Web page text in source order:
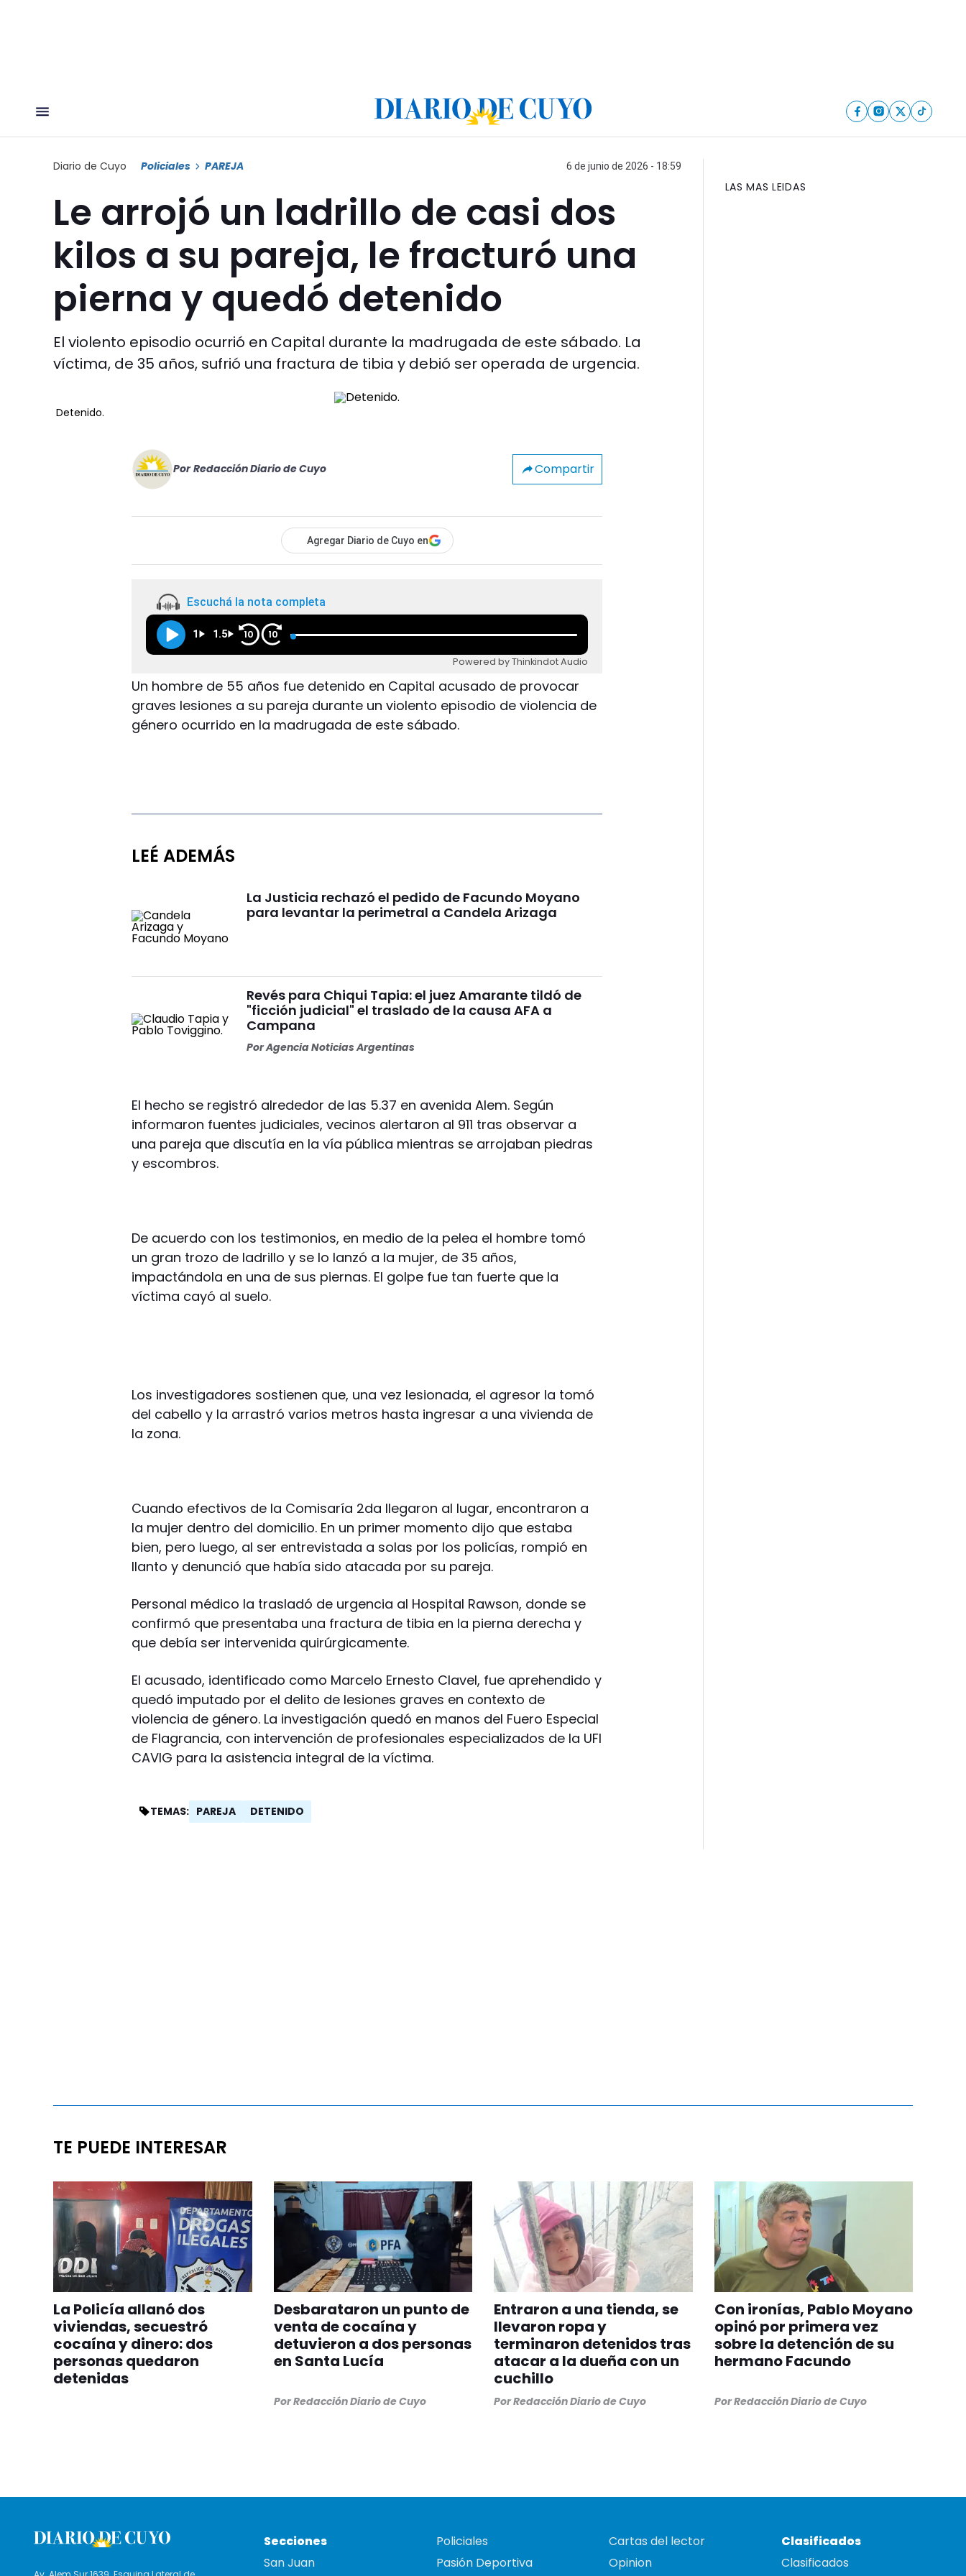
Diario de Cuyo Policiales PAREJA 6 de junio de 2026 - 18:59
Le arrojó un ladrillo de casi dos
kilos a su pareja, le fracturó una
pierna y quedó detenido
El violento episodio ocurrió en Capital durante la madrugada de este sábado. La
víctima, de 35 años, sufrió una fractura de tibia y debió ser operada de urgencia.
Detenido.
Por Redacción Diario de Cuyo Compartir
Agregar Diario de Cuyo en
Escuchá la nota completa
1 1.5 10 10
Powered by Thinkindot Audio
Un hombre de 55 años fue detenido en Capital acusado de provocar
graves lesiones a su pareja durante un violento episodio de violencia de
género ocurrido en la madrugada de este sábado.
LEÉ ADEMÁS
La Justicia rechazó el pedido de Facundo Moyano
para levantar la perimetral a Candela Arizaga
Revés para Chiqui Tapia: el juez Amarante tildó de
"ficción judicial" el traslado de la causa AFA a
Campana
PorAgencia Noticias Argentinas
El hecho se registró alrededor de las 5.37 en avenida Alem. Según
informaron fuentes judiciales, vecinos alertaron al 911 tras observar a
una pareja que discutía en la vía pública mientras se arrojaban piedras
y escombros.
De acuerdo con los testimonios, en medio de la pelea el hombre tomó
un gran trozo de ladrillo y se lo lanzó a la mujer, de 35 años,
impactándola en una de sus piernas. El golpe fue tan fuerte que la
víctima cayó al suelo.
Los investigadores sostienen que, una vez lesionada, el agresor la tomó
del cabello y la arrastró varios metros hasta ingresar a una vivienda de
la zona.
Cuando efectivos de la Comisaría 2da llegaron al lugar, encontraron a
la mujer dentro del domicilio. En un primer momento dijo que estaba
bien, pero luego, al ser entrevistada a solas por los policías, rompió en
llanto y denunció que había sido atacada por su pareja.
Personal médico la trasladó de urgencia al Hospital Rawson, donde se
confirmó que presentaba una fractura de tibia en la pierna derecha y
que debía ser intervenida quirúrgicamente.
El acusado, identificado como Marcelo Ernesto Clavel, fue aprehendido y
quedó imputado por el delito de lesiones graves en contexto de
violencia de género. La investigación quedó en manos del Fuero Especial
de Flagrancia, con intervención de profesionales especializados de la UFI
CAVIG para la asistencia integral de la víctima.
TEMAS: PAREJA DETENIDO
LAS MAS LEIDAS
TE PUEDE INTERESAR
La Policía allanó dos
viviendas, secuestró
cocaína y dinero: dos
personas quedaron
detenidas
Desbarataron un punto de
venta de cocaína y
detuvieron a dos personas
en Santa Lucía
PorRedacción Diario de Cuyo
Entraron a una tienda, se
llevaron ropa y
terminaron detenidos tras
atacar a la dueña con un
cuchillo
PorRedacción Diario de Cuyo
Con ironías, Pablo Moyano
opinó por primera vez
sobre la detención de su
hermano Facundo
PorRedacción Diario de Cuyo
Secciones
San Juan
Policiales
Pasión Deportiva
Cartas del lector
Opinion
Clasificados
Clasificados